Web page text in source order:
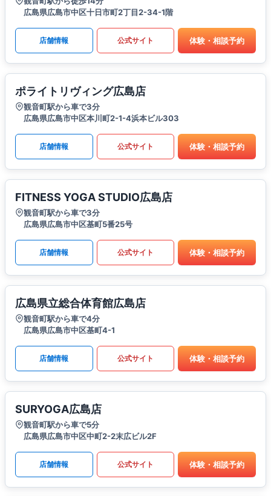
広島県広島市中区十日市町2丁目2-34-1階
店舗情報 公式サイト 体験・相談予約
ポライトリヴィング広島店
観音町駅から車で3分
広島県広島市中区本川町2-1-4浜本ビル303
店舗情報 公式サイト 体験・相談予約
FITNESS YOGA STUDIO広島店
観音町駅から車で3分
広島県広島市中区基町5番25号
店舗情報 公式サイト 体験・相談予約
広島県立総合体育館広島店
観音町駅から車で4分
広島県広島市中区基町4-1
店舗情報 公式サイト 体験・相談予約
SURYOGA広島店
観音町駅から車で5分
広島県広島市中区中町2-2末広ビル2F
店舗情報 公式サイト 体験・相談予約